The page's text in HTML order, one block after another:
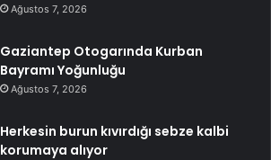
Ağustos 7, 2026
Gaziantep Otogarında Kurban
Bayramı Yoğunluğu
Ağustos 7, 2026
Herkesin burun kıvırdığı sebze kalbi
korumaya alıyor